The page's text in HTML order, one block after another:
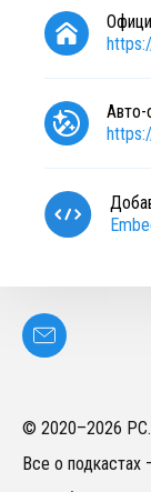
© 2020–2026
Все о подкастах